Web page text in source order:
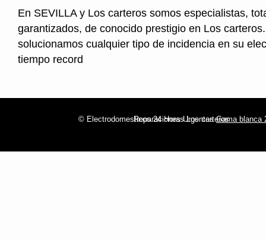
En SEVILLA y Los carteros somos especialistas,
garantizados, de conocido prestigio en Los
solucionamos cualquier tipo de incidencia en su
tiempo record
© Electrodomesticos 24 Horas Los carteros
Reparaciones UrgentesGama blanca